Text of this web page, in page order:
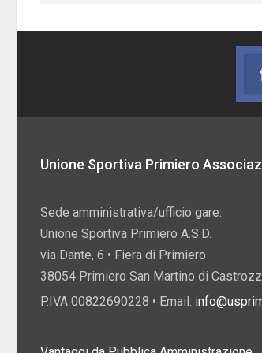
Unione Sportiva Primiero
Sede amministrativa/ufficio gare:
Unione Sportiva Primiero A.S.D.
via Dante, 6 • Fiera di Primiero
38054 Primiero San Martino di
P.IVA 00822690228 • Email: